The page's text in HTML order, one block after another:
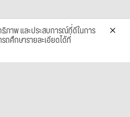
ภาพ และประสบการณ์ที่ดีในการ
ศึกษารายละเอียดได้ที่